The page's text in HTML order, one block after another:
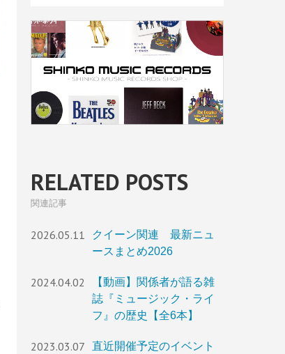
RELATED POSTS
関連記事
2026.05.11
クイーン関連 最新ニュ
ースまとめ2026
2024.04.02
【動画】関係者が語る雑
誌『ミュージック・ライ
フ』の歴史【全6本】
2023.03.07
直近開催予定のイベント